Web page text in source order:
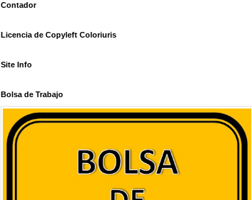
Contador
Licencia de Copyleft Coloriuris
Site Info
Bolsa de Trabajo